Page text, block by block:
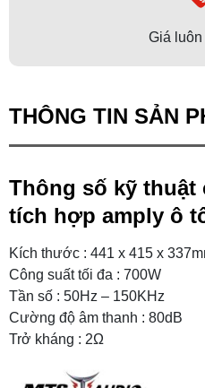
Giá luôn
THÔNG TIN SẢN
Thông số kỹ thuật
tích hợp amply ô
Kích thước : 441 x 415 x
Công suất tối đa : 700W
Tần số : 50Hz – 150KHz
Cường độ âm thanh : 80dB
Trở kháng : 2Ω